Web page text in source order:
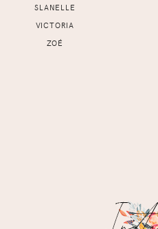
SLANELLE
VICTORIA
ZOÉ